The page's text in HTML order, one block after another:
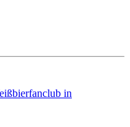
in